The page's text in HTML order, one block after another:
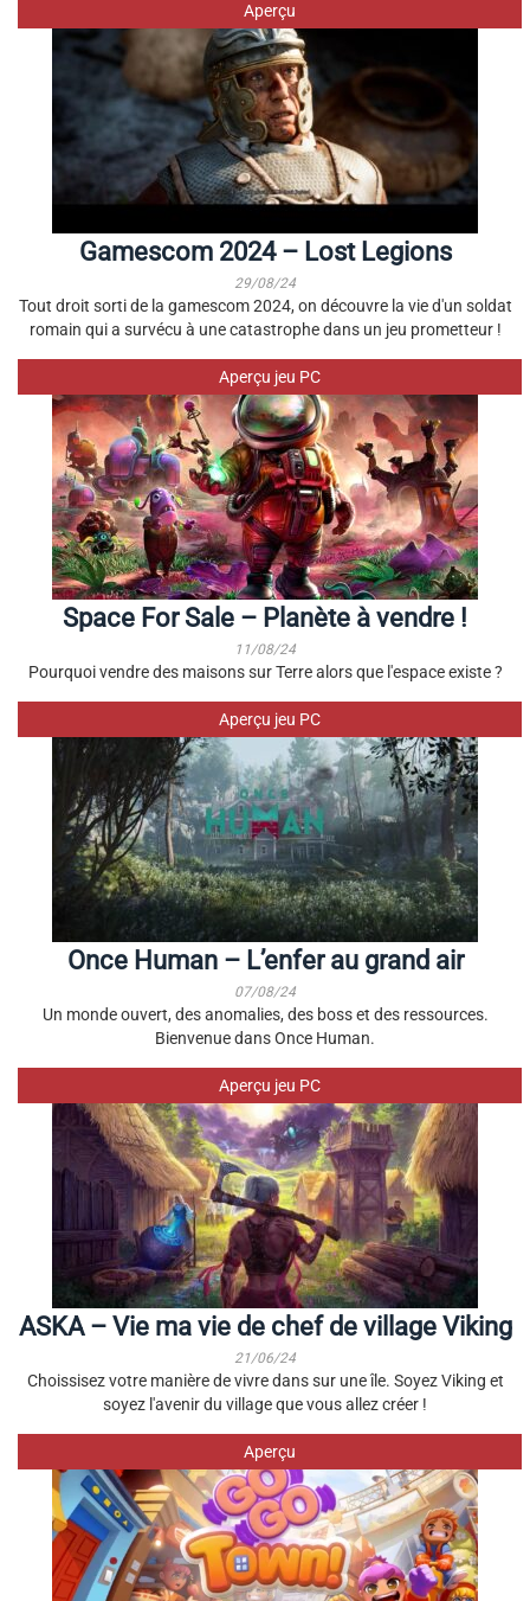
Aperçu
Gamescom 2024 – Lost Legions
29/08/24
Tout droit sorti de la gamescom 2024, on découvre la vie d'un soldat
romain qui a survécu à une catastrophe dans un jeu prometteur !
Aperçu jeu PC
Space For Sale – Planète à vendre !
11/08/24
Pourquoi vendre des maisons sur Terre alors que l'espace existe ?
Aperçu jeu PC
Once Human – L’enfer au grand air
07/08/24
Un monde ouvert, des anomalies, des boss et des ressources.
Bienvenue dans Once Human.
Aperçu jeu PC
ASKA – Vie ma vie de chef de village Viking
21/06/24
Choissisez votre manière de vivre dans sur une île. Soyez Viking et
soyez l'avenir du village que vous allez créer !
Aperçu